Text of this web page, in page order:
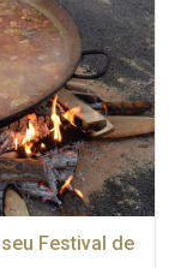
Festival de